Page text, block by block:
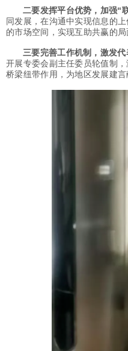
二要发挥平台优势，加强“
同发展，在沟通中实现信息的
的市场空间，实现互助共赢的局
三要完善工作机制，激发代
开展专委会副主任委员轮值制
桥梁纽带作用，为地区发展建